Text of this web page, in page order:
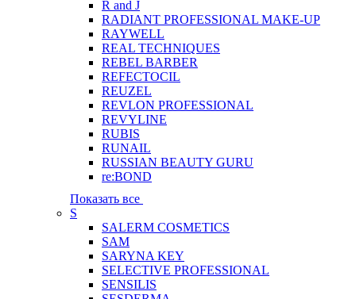
R and J
RADIANT PROFESSIONAL MAKE-UP
RAYWELL
REAL TECHNIQUES
REBEL BARBER
REFECTOCIL
REUZEL
REVLON PROFESSIONAL
REVYLINE
RUBIS
RUNAIL
RUSSIAN BEAUTY GURU
re:BOND
Показать все
S
SALERM COSMETICS
SAM
SARYNA KEY
SELECTIVE PROFESSIONAL
SENSILIS